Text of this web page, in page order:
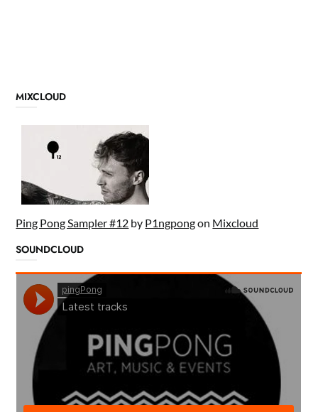
MIXCLOUD
Ping Pong Sampler #12 by P1ngpongon Mixcloud
SOUNDCLOUD